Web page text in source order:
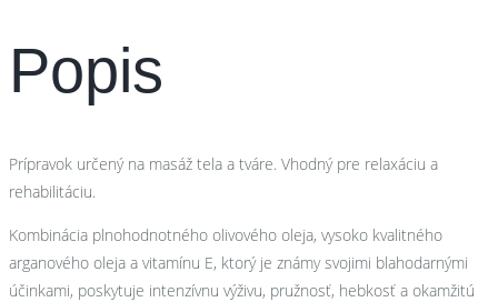
Popis
Prípravok určený na masáž tela a tváre. Vhodný pre relaxáciu a
rehabilitáciu.
Kombinácia plnohodnotného olivového oleja, vysoko kvalitného
arganového oleja a vitamínu E, ktorý je známy svojimi blahodarnými
účinkami, poskytuje intenzívnu výživu, pružnosť, hebkosť a okamžitú